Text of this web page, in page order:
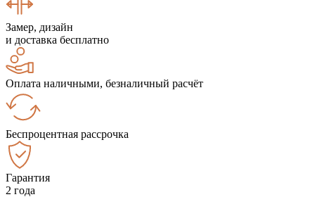
Замер, дизайн
и доставка бесплатно
Оплата наличными, безналичный расчёт
Беспроцентная рассрочка
Гарантия
2 года